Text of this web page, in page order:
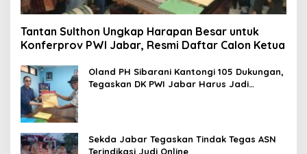
Tantan Sulthon Ungkap Harapan Besar untuk
Konferprov PWI Jabar, Resmi Daftar Calon Ketua
Oland PH Sibarani Kantongi 105 Dukungan,
Tegaskan DK PWI Jabar Harus Jadi
Sekda Jabar Tegaskan Tindak Tegas ASN
Terindikasi Judi Online